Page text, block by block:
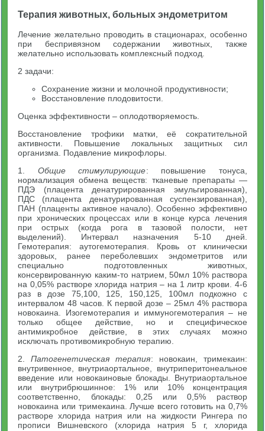
Терапия животных, больных эндометритом
Лечение желательно проводить в стационарах, особенно
при беспривязном содержании животных, также
желательно использовать комплексный подход.
2 задачи:
Сохранение жизни и молочной продуктивности;
Восстановление плодовитости.
Оценка эффективности – оплодотворяемость.
Восстановление трофики матки, её сократительной
активности. Повышение локальных защитных сил
организма. Подавление микрофлоры.
1. Общие стимулирующие: повышение тонуса,
нормализация обмена веществ: тканевые препараты —
ПДЭ (плацента денатурированная эмульгированная),
ПДС (плацента денатурированная суспензированная),
ПАН (плаценты активное начало). Особенно эффективно
при хронических процессах или в конце курса лечения
при острых (когда рога в тазовой полости, нет
выделений). Интервал назначения 5-10 дней.
Гемотерапия: аутогемотерапия. Кровь от клинически
здоровых, ранее переболевших эндометритов или
специально подготовленных животных,
консервированную каким-то натрием, 50мл 10% раствора
на 0,05% растворе хлорида натрия – на 1 литр крови. 4-6
раз в дозе 75,100, 125, 150,125, 100мл подкожно с
интервалом 48 часов. К первой дозе – 25мл 4% раствора
новокаина. Изогемотерапия и иммуногемотерапия – не
только общее действие, но и специфическое
антимикробное действие, в этих случаях можно
исключать противомикробную терапию.
2.Патогенетическая терапия: новокаин, тримекаин:
внутривенное, внутриаортальное, внутриперитонеальное
введение или новокаиновые блокады. Внутриаортальное
или внутрибрюшинное: 1% или 10% концентрация
соответственно, блокады: 0,25 или 0,5% раствор
новокаина или тримекаина. Лучше всего готовить на 0,7%
растворе хлорида натрия или на жидкости Рингера по
прописи Вишневского (хлорида натрия 5 г, хлорида